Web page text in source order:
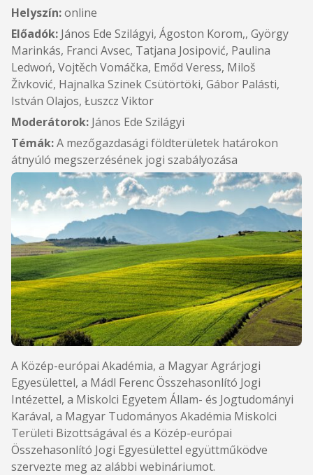
Helyszín:online
Előadók: János Ede Szilágyi, Ágoston Korom,, György
Marinkás, Franci Avsec, Tatjana Josipović, Paulina
Ledwoń, Vojtěch Vomáčka, Emőd Veress, Miloš
Živković, Hajnalka Szinek Csütörtöki, Gábor Palásti,
István Olajos, Łuszcz Viktor
Moderátorok: János Ede Szilágyi
Témák:A mezőgazdasági földterületek határokon
átnyúló megszerzésének jogi szabályozása
A Közép-európai Akadémia, a Magyar Agrárjogi
Egyesülettel, a Mádl Ferenc Összehasonlító Jogi
Intézettel, a Miskolci Egyetem Állam- és Jogtudományi
Karával, a Magyar Tudományos Akadémia Miskolci
Területi Bizottságával és a Közép-európai
Összehasonlító Jogi Egyesülettel együttműködve
szervezte meg az alábbi webináriumot.